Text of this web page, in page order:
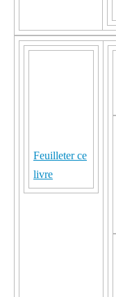
Feuilleter ce
livre